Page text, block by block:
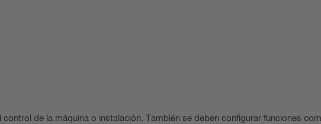
de la máquina o instalación. También se deben configurar funciones